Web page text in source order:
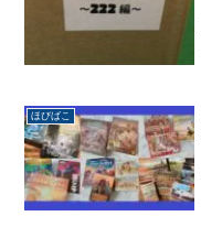
ほびばこ